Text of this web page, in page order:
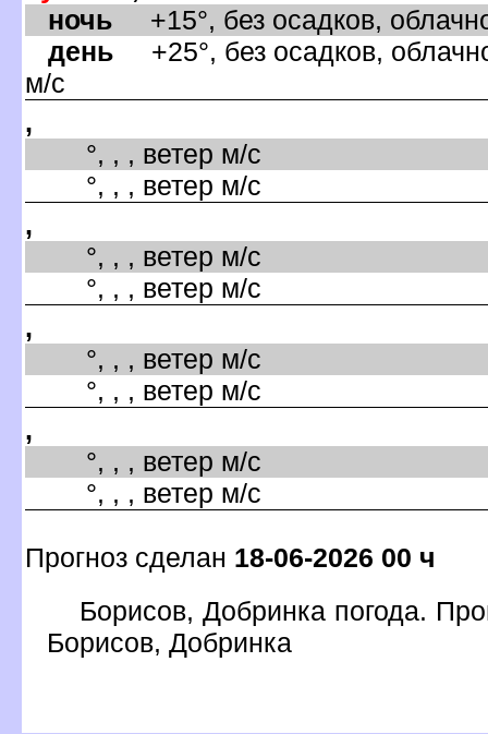
ночь +15°, без осадков,
день +25°, без осадков,
м/с
,
°, , , ветер м/с
°, , , ветер м/с
,
°, , , ветер м/с
°, , , ветер м/с
,
°, , , ветер м/с
°, , , ветер м/с
,
°, , , ветер м/с
°, , , ветер м/с
Прогноз сделан 18-06-2026 00 ч
Борисов, Добринка погода.
Борисов, Добринка